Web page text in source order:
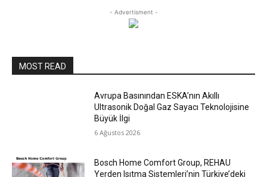
- Advertisment -
MOST READ
Avrupa Basınından ESKA’nın Akıllı
Ultrasonik Doğal Gaz Sayacı Teknolojisine
Büyük İlgi
6 Ağustos 2026
Bosch Home Comfort Group, REHAU
Yerden Isıtma Sistemleri’nin Türkiye’deki